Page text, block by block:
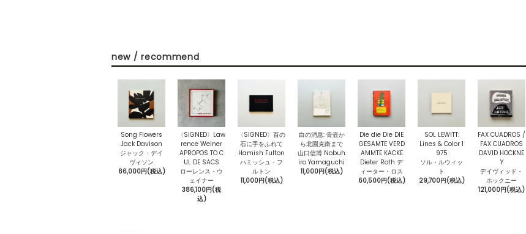
new / recommend
Song Flowers
Jack Davison
ジャック・デイ
ヴィソン
66,000円(税込)
〈SIGNED〉Law
rence Weiner
APROPOS TO C
UL DE SACS
ローレンス・ウ
ェイナー
386,100円(税
込)
〈SIGNED〉百の
石に手をふれて
Hamish Fulton
ハミッシュ・フ
ルトン
11,000円(税込)
白の消息: 骨壼か
ら北園克衛まで
山口信博 Nobuh
iro Yamaguchi
11,000円(税込)
Die die Die DIE
GESAMTE VERD
AMMTE KACKE
Dieter Roth デ
ィーター・ロス
60,500円(税込)
SOL LEWITT:
Lines & Color 1
975
ソル・ルウィッ
ト
29,700円(税込)
FAX CUADROS /
FAX CUADROS
DAVID HOCKNE
Y
デイヴィッド・
ホックニー
121,000円(税込)